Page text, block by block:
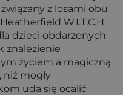
z losami obu
W.I.T.C.H.
dzieci obdarzonych
znalezienie
życiem a magiczną
mogły
uda się ocalić